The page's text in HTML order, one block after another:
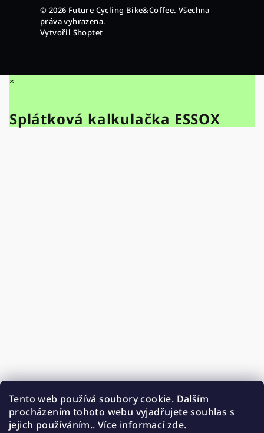
Tento web používá soubory cookie. Dalším
procházením tohoto webu vyjadřujete souhlas s
jejich používáním.. Více informacízde.
© 2026 Future Cycling Bike&Coffee. Všechna
práva vyhrazena.
Vytvořil Shoptet
×
Splátková kalkulačka ESSOX